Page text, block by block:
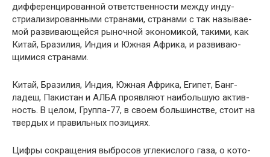
дифференцированной ответственности между инду­
стриализированными странами, странами с так называе­
мой развивающейся рыночной экономикой, такими, как
Китай, Бразилия, Индия и Южная Африка, и развиваю­
щимися странами.
Китай, Бразилия, Индия, Южная Африка, Египет, Банг­
ладеш, Пакистан и АЛБА проявляют наибольшую актив­
ность. В целом, Группа-77, в своем большинстве, стоит на
твердых и правильных позициях.
Цифры сокращения выбросов углекислого газа, о кото­